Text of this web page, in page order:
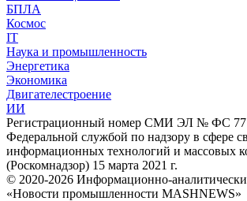
БПЛА
Космос
IT
Наука и промышленность
Энергетика
Экономика
Двигателестроение
ИИ
Регистрационный номер СМИ ЭЛ № ФС 77
Федеральной службой по надзору в сфере
информационных технологий и массовых
(Роскомнадзор) 15 марта 2021 г.
© 2020-2026 Информационно-
«Новости промышленности MASHNEWS»